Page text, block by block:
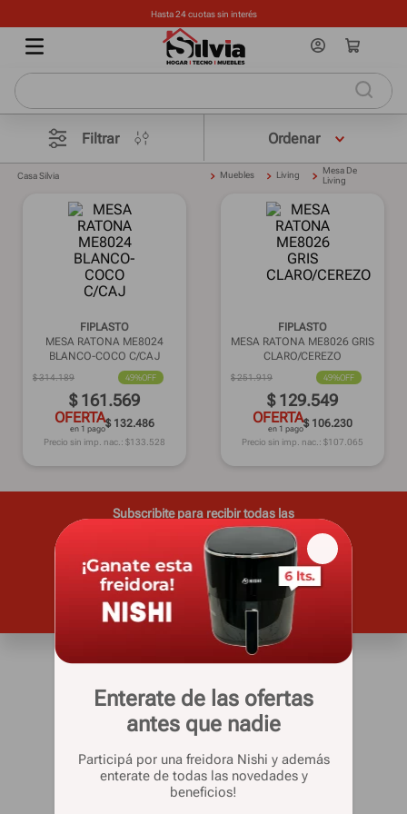
Hasta 24 cuotas sin interés
Enterate de las ofertas
antes que nadie
Participá por una freidora Nishi y además
enterate de todas las novedades y
beneficios!
Filtrar
Casa Silvia Muebles Living
Mesa De
Living
FIPLASTO
MESA RATONA ME8024
BLANCO-COCO C/CAJ
$314.189 49%OFF
$ 161.569
OFERTA
en 1 pago$ 132.486
Precio sin imp. nac.: $133.528
FIPLASTO
MESA RATONA ME8026 GRIS
CLARO/CEREZO
$251.919 49%OFF
$ 129.549
OFERTA
en 1 pago$ 106.230
Precio sin imp. nac.: $107.065
Subscribite para recibir todas las
novedades y ofertas
Casa Silvia
Quienes somos
Sucursales
Informacion